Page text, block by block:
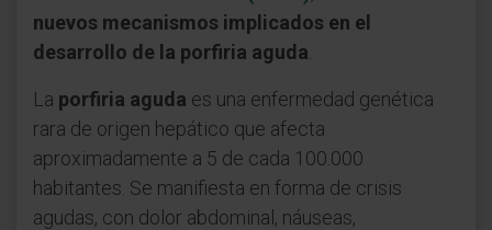
nuevos mecanismos implicados en el
desarrollo de la porfiria aguda
La porfiria aguda es una enfermedad genética
rara de origen hepático que afecta
aproximadamente a 5 de cada 100.000
habitantes. Se manifiesta en forma de crisis
agudas, con dolor abdominal, náuseas,